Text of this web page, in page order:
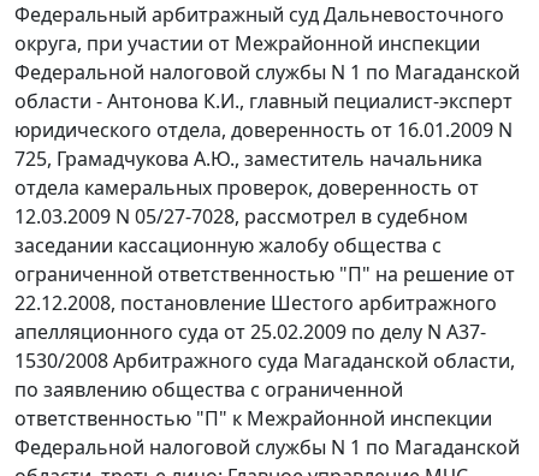
Федеральный арбитражный суд Дальневосточного
округа, при участии от Межрайонной инспекции
Федеральной налоговой службы N 1 по Магаданской
области - Антонова К.И., главный пециалист-эксперт
юридического отдела, доверенность от 16.01.2009 N
725, Грамадчукова А.Ю., заместитель начальника
отдела камеральных проверок, доверенность от
12.03.2009 N 05/27-7028, рассмотрел в судебном
заседании кассационную жалобу общества с
ограниченной ответственностью "П" на решение от
22.12.2008, постановление Шестого арбитражного
апелляционного суда от 25.02.2009 по делу N А37-
1530/2008 Арбитражного суда Магаданской области,
по заявлению общества с ограниченной
ответственностью "П" к Межрайонной инспекции
Федеральной налоговой службы N 1 по Магаданской